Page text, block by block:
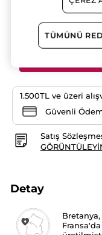
Ton
Bright
1.500TL ve üzeri
Güvenli
Satış
Detay
Bretanya,
TÜMÜNÜ